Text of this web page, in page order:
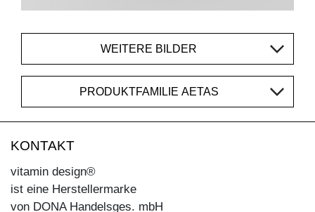
WEITERE BILDER
PRODUKTFAMILIE AETAS
KONTAKT
vitamin design®
ist eine Herstellermarke
von DONA Handelsges. mbH